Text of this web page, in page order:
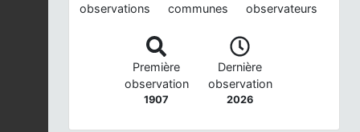
observations communes observateurs
Première
observation
1907
Dernière
observation
2026